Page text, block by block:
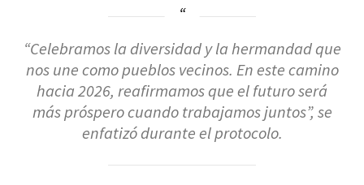
“Celebramos la diversidad y la hermandad que
nos une como pueblos vecinos. En este camino
hacia 2026, reafirmamos que el futuro será
más próspero cuando trabajamos juntos”, se
enfatizó durante el protocolo.